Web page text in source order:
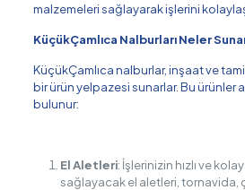
malzemeleri sağlayarak işlerini
KüçükÇamlıca Nalburları Neler
KüçükÇamlıca nalburlar, inşaat ve
bir ürün yelpazesi sunarlar. Bu ürünler
bulunur:
El Aletleri: İşlerinizin hızlı ve
sağlayacak el aletleri, tornavida,